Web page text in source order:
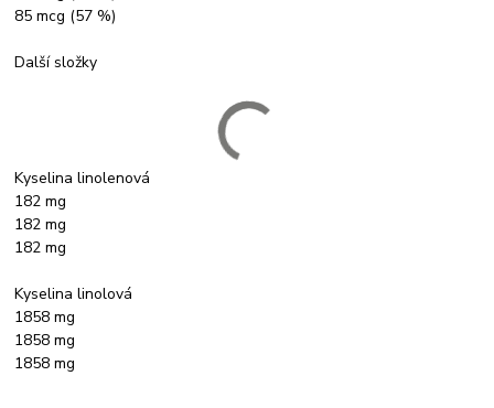
85 mcg (57 %)
Další složky
Kyselina linolenová
182 mg
182 mg
182 mg
Kyselina linolová
1858 mg
1858 mg
1858 mg